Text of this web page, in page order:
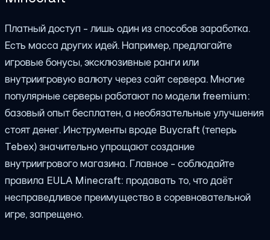
Платный доступ - лишь один из способов заработка.
Есть масса других идей. Например, предлагайте
игровые бонусы, эксклюзивные ранги или
внутриигровую валюту через сайт сервера. Многие
популярные серверы работают по модели freemium:
базовый опыт бесплатен, а необязательные улучшения
стоят денег. Инструменты вроде Buycraft (теперь
Tebex) значительно упрощают создание
внутриигрового магазина. Главное - соблюдайте
правила EULA Minecraft: продавать то, что даёт
несправедливое преимущество в соревновательной
игре, запрещено.